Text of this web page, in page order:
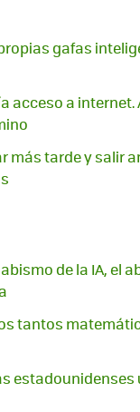
gafas
acceso a
más tarde y salir
de la IA, el
tantos